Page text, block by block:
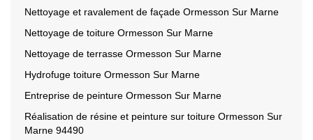
Nettoyage et ravalement de façade Ormesson Sur Marne
Nettoyage de toiture Ormesson Sur Marne
Nettoyage de terrasse Ormesson Sur Marne
Hydrofuge toiture Ormesson Sur Marne
Entreprise de peinture Ormesson Sur Marne
Réalisation de résine et peinture sur toiture Ormesson Sur
Marne 94490